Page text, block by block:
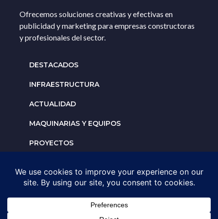
Ofrecemos soluciones creativas y efectivas en
publicidad y marketing para empresas constructoras
y profesionales del sector.
DESTACADOS
INFRAESTRUCTURA
ACTUALIDAD
MAQUINARIAS Y EQUIPOS
PROYECTOS
Solicita un espacio para
tu negocio
AGENDA UNA ASESORÍA